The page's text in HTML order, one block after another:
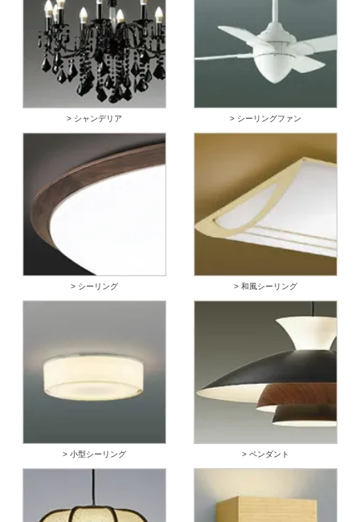
> シャンデリア > シーリングファン
> シーリング > 和風シーリング
> 小型シーリング > ペンダント